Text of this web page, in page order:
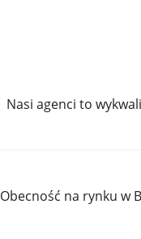
Nasi agenci to
Obecność na rynku w